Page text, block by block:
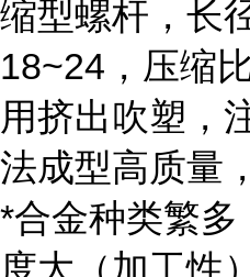
缩型螺杆，长
18~24，压缩
用挤出吹塑，
法成型高质量
*合金种类繁
度大（加工性